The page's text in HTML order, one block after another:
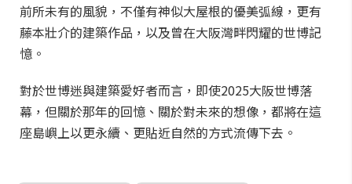
前所未有的風貌，不僅有神似大屋根的優美弧線，更有
藤本壯介的建築作品，以及曾在大阪灣畔閃耀的世博記
憶。
對於世博迷與建築愛好者而言，即使2025大阪世博落
幕，但關於那年的回憶、關於對未來的想像，都將在這
座島嶼上以更永續、更貼近自然的方式流傳下去。